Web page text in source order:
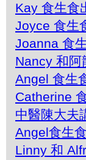
Kay 食生食
Joyce 食生
Joanna 食
Nancy 和阿
Angel 食生
Catherine
中醫陳大夫
Angel食生
Linny 和